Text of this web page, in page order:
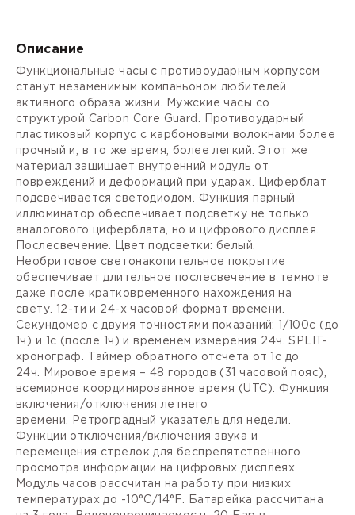
Описание
Функциональные часы с противоударным корпусом
станут незаменимым компаньоном любителей
активного образа жизни. Мужские часы со
структурой Carbon Core Guard. Противоударный
пластиковый корпус с карбоновыми волокнами более
прочный и, в то же время, более легкий. Этот же
материал защищает внутренний модуль от
повреждений и деформаций при ударах. Циферблат
подсвечивается светодиодом. Функция парный
иллюминатор обеспечивает подсветку не только
аналогового циферблата, но и цифрового дисплея.
Послесвечение. Цвет подсветки: белый.
Необритовое светонакопительное покрытие
обеспечивает длительное послесвечение в темноте
даже после кратковременного нахождения на
свету.
12-ти и 24-х часовой формат времени.
Секундомер с двумя точностями показаний: 1/100с (до
1ч) и 1с (после 1ч) и временем измерения 24ч.SPLIT-
хронограф.
Таймер обратного отсчета от 1с до
24ч.
Мировое время – 48 городов (31 часовой пояс),
всемирное координированное время (UTC).
Функция
включения/отключения летнего
времени.
Ретроградный указатель для недели.
Функции отключения/включения звука и
перемещения стрелок для беспрепятственного
просмотра информации на цифровых дисплеях.
Модуль часов рассчитан на работу при низких
температурах до -10°С/14°F. Батарейка рассчитана